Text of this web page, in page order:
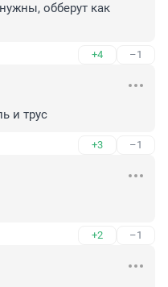
обберут как
+4 –1
и трус
+3 –1
+2 –1